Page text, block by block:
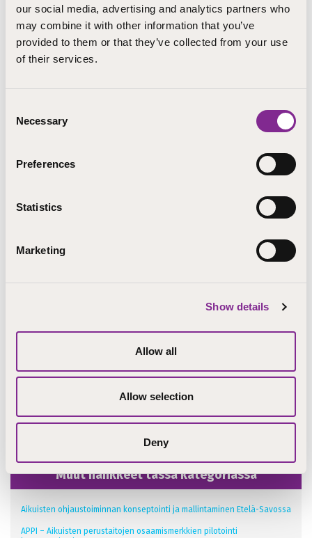
our social media, advertising and analytics partners who
may combine it with other information that you’ve
provided to them or that they’ve collected from your use
of their services.
Selection
Necessary
Preferences
Statistics
Marketing
Show details
Allow all
Allow selection
Deny
Perho Liiketalousopisto Oy
Practicum Svenska Framtidsskolan i
Helsingforsregionen Ab
PSK-Aikuisopisto
TTS Työtehoseura
Rahoittaja
Opetushallitus OPH
Lisätietoja
Kotonen Sebastian, laatupäällikkö
Olisiko tästä iloa jollekin verkostossasi? Jaa sivu
sosiaalisessa mediassa!
Muut hankkeet tässä kategoriassa
Aikuisten ohjaustoiminnan konseptointi ja mallintaminen Etelä-Savossa
APPI – Aikuisten perustaitojen osaamismerkkien pilotointi